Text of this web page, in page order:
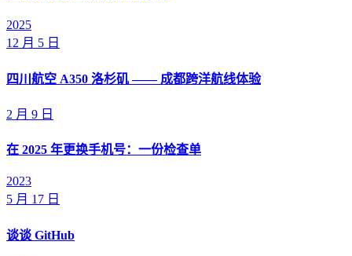
2025
12 月 5 日
四川航空 A350 洛杉矶 —— 成都跨洋航线体验
2 月 9 日
在 2025 年更换手机号：一份检查单
2023
5 月 17 日
谈谈 GitHub